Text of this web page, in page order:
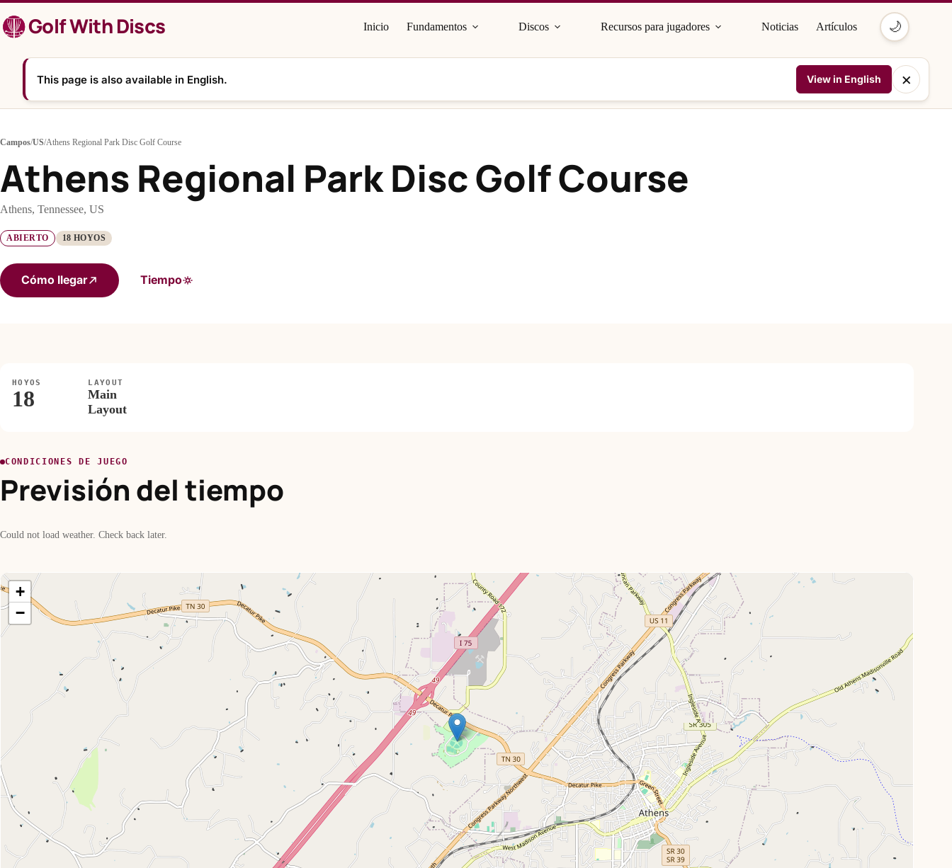
al
contenidoGolf With Discs Inicio Fundamentos Discos Recursos para jugadores Noticias Artículos 🌙
This page is also available in English. View in English ×
Campos/US/Athens Regional Park Disc Golf Course
Athens Regional Park Disc Golf Course
Athens, Tennessee, US
ABIERTO 18 HOYOS
Cómo llegar Tiempo
HOYOS
18
LAYOUT
Main
Layout
CONDICIONES DE JUEGO
Previsión del tiempo
Could not load weather. Check back later.
+
−